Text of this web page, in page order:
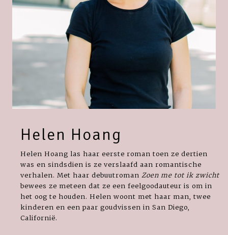
Helen Hoang
Helen Hoang las haar eerste roman toen ze dertien
was en sindsdien is ze verslaafd aan romantische
verhalen. Met haar debuutroman Zoen me tot ik zwicht
bewees ze meteen dat ze een feelgoodauteur is om in
het oog te houden. Helen woont met haar man, twee
kinderen en een paar goudvissen in San Diego,
Californië.